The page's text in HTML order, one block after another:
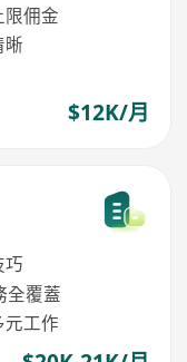
佣金
晰
$12K/月
巧
全覆蓋
工作